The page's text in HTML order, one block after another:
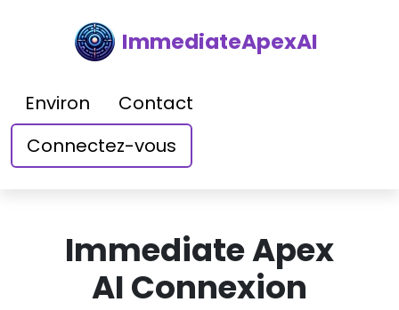
ImmediateApexAI
Environ
Contact
Connectez-vous
Immediate Apex
AI Connexion